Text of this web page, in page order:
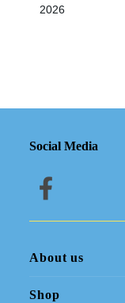
2026
Social Media
About us
Shop